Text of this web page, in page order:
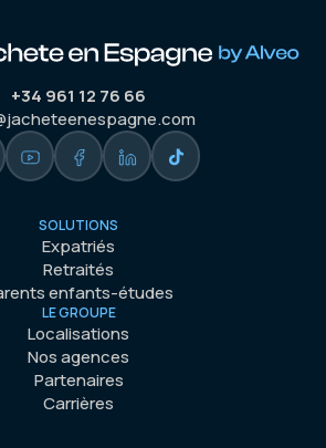
+34 961 12 76 66
SOLUTIONS
Expatriés
Retraités
enfants-études
LE GROUPE
Localisations
Nos agences
Partenaires
Carrières